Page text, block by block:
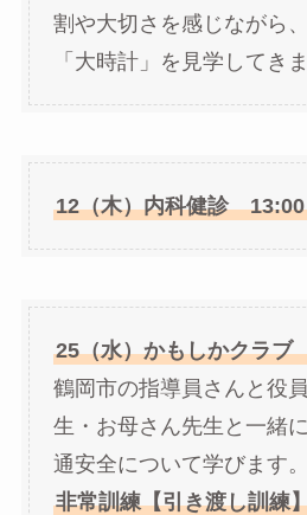
割や大切さを感じながら
「大時計」を見学してきま
12（木）内科健診
25（水）かもしかクラ
鶴岡市の指導員さんと役
生・お母さん先生と一緒
通安全について学びます。
非常訓練【引き渡し訓練